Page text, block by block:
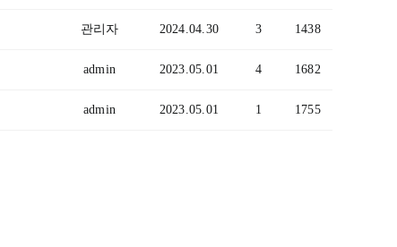
관리자 2024.04.30 3 1438
admin 2023.05.01 4 1682
admin 2023.05.01 1 1755